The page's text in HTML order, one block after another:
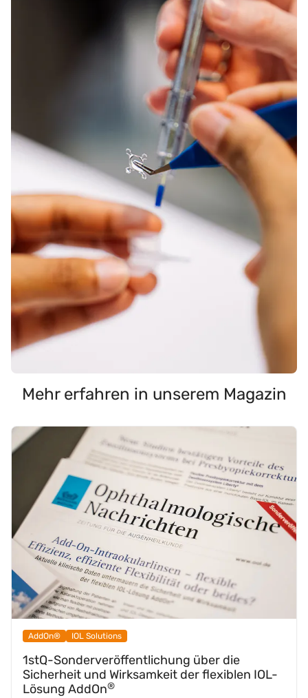
Mehr erfahren in unserem Magazin
AddOn® IOL Solutions
1stQ-Sonderveröffentlichung über die
Sicherheit und Wirksamkeit der flexiblen IOL-
Lösung AddOn®